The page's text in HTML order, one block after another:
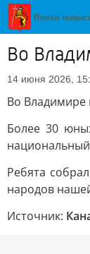
Во
14 июня 2026,
Во Владимире
Более 30
Ребята
народов
Источник: